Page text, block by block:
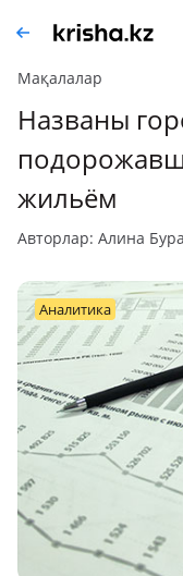
Мақалалар
Названы
жильём
авторлар: Алина
аналитика